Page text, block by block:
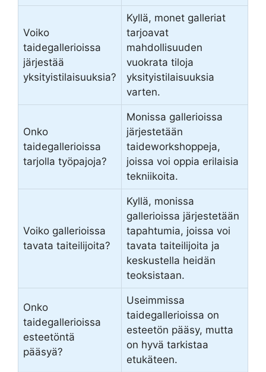
Voiko
taidegallerioissa
järjestää
yksityistilaisuuksia?
Kyllä, monet galleriat
tarjoavat
mahdollisuuden
vuokrata tiloja
yksityistilaisuuksia
varten.
Onko
taidegallerioissa
tarjolla työpajoja?
Monissa gallerioissa
järjestetään
taideworkshoppeja,
joissa voi oppia erilaisia
tekniikoita.
Voiko gallerioissa
tavata taiteilijoita?
Kyllä, monissa
gallerioissa järjestetään
tapahtumia, joissa voi
tavata taiteilijoita ja
keskustella heidän
teoksistaan.
Onko
taidegallerioissa
esteetöntä
pääsyä?
Useimmissa
taidegallerioissa on
esteetön pääsy, mutta
on hyvä tarkistaa
etukäteen.